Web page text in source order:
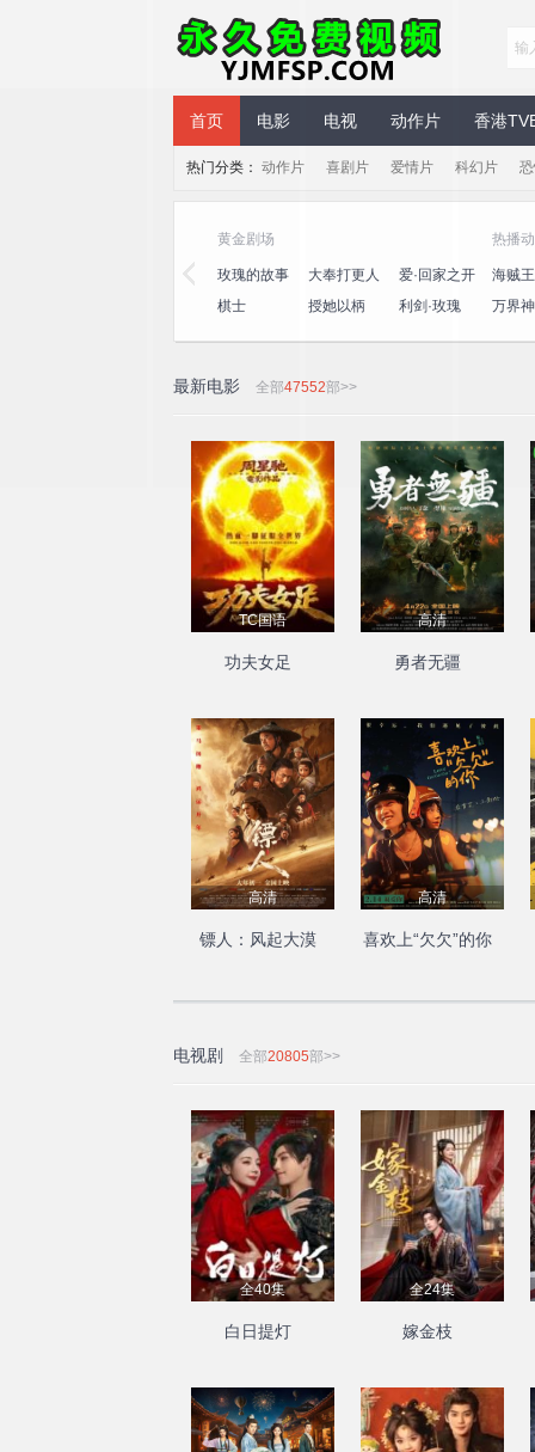
永久免费视频
首页 电影 电视 动作片 香港
热门分类： 动作片 喜剧片 爱情片 科幻片
黄金剧场
玫瑰的故事 大奉打更人
爱·回家之开
心速递
棋士 授她以柄 利剑·玫瑰
热播
海贼
王
万界
最新电影 全部47552部>>
TC国语
功夫女足
高清
勇者无疆
高清
镖人：风起大漠
高清
喜欢上“欠欠”的你
电视剧 全部20805部>>
全40集
白日提灯
全24集
嫁金枝